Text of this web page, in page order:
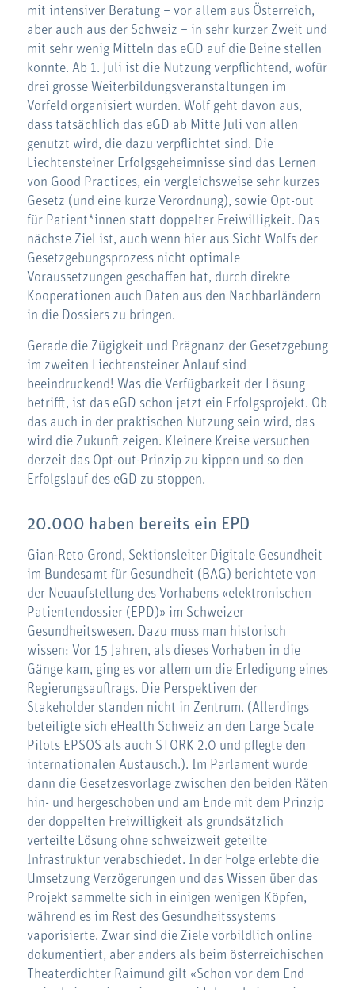
mit intensiver Beratung – vor allem aus Österreich,
aber auch aus der Schweiz – in sehr kurzer Zweit und
mit sehr wenig Mitteln das eGD auf die Beine stellen
konnte. Ab 1. Juli ist die Nutzung verpflichtend, wofür
drei grosse Weiterbildungsveranstaltungen im
Vorfeld organisiert wurden. Wolf geht davon aus,
dass tatsächlich das eGD ab Mitte Juli von allen
genutzt wird, die dazu verpflichtet sind. Die
Liechtensteiner Erfolgsgeheimnisse sind das Lernen
von Good Practices, ein vergleichsweise sehr kurzes
Gesetz (und eine kurze Verordnung), sowie Opt-out
für Patient*innen statt doppelter Freiwilligkeit. Das
nächste Ziel ist, auch wenn hier aus Sicht Wolfs der
Gesetzgebungsprozess nicht optimale
Voraussetzungen geschaffen hat, durch direkte
Kooperationen auch Daten aus den Nachbarländern
in die Dossiers zu bringen.
Gerade die Zügigkeit und Prägnanz der Gesetzgebung
im zweiten Liechtensteiner Anlauf sind
beeindruckend! Was die Verfügbarkeit der Lösung
betrifft, ist das eGD schon jetzt ein Erfolgsprojekt. Ob
das auch in der praktischen Nutzung sein wird, das
wird die Zukunft zeigen. Kleinere Kreise versuchen
derzeit das Opt-out-Prinzip zu kippen und so den
Erfolgslauf des eGD zu stoppen.
20.000 haben bereits ein EPD
Gian-Reto Grond, Sektionsleiter Digitale Gesundheit
im Bundesamt für Gesundheit (BAG) berichtete von
der Neuaufstellung des Vorhabens «elektronischen
Patientendossier (EPD)» im Schweizer
Gesundheitswesen. Dazu muss man historisch
wissen: Vor 15 Jahren, als dieses Vorhaben in die
Gänge kam, ging es vor allem um die Erledigung eines
Regierungsauftrags. Die Perspektiven der
Stakeholder standen nicht in Zentrum. (Allerdings
beteiligte sich eHealth Schweiz an den Large Scale
Pilots EPSOS als auch STORK 2.0 und pflegte den
internationalen Austausch.). Im Parlament wurde
dann die Gesetzesvorlage zwischen den beiden Räten
hin- und hergeschoben und am Ende mit dem Prinzip
der doppelten Freiwilligkeit als grundsätzlich
verteilte Lösung ohne schweizweit geteilte
Infrastruktur verabschiedet. In der Folge erlebte die
Umsetzung Verzögerungen und das Wissen über das
Projekt sammelte sich in einigen wenigen Köpfen,
während es im Rest des Gesundheitssystems
vaporisierte. Zwar sind die Ziele vorbildlich online
dokumentiert, aber anders als beim österreichischen
Theaterdichter Raimund gilt «Schon vor dem End